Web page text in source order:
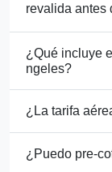
revalida antes
¿Qué incluye
ngeles?
¿La tarifa
¿Puedo pre-